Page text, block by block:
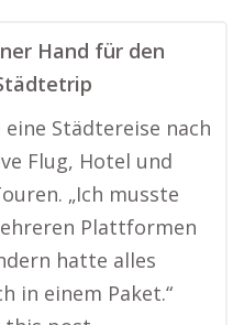
Hand für den
Städtereise nach
Flug, Hotel und
„Ich musste
Plattformen
hatte alles
in einem Paket.“